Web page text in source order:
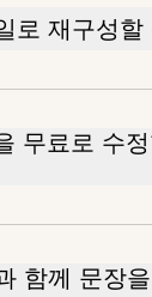
로 재구성할
무료로 수
함께 문장